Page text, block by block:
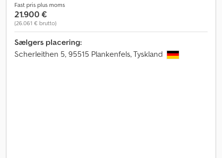
Fast pris plus moms
21.900 €
(26.061 € brutto)
Sælgers placering:
Scherleithen 5, 95515 Plankenfels, Tyskland